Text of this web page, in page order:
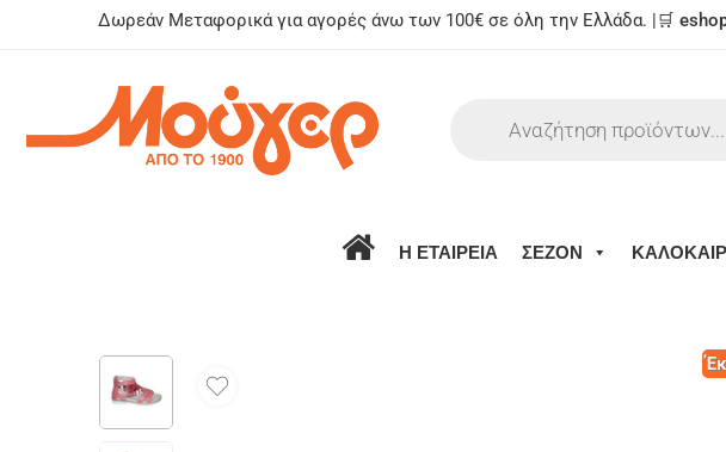
Δωρεάν Μεταφορικά για αγορές άνω των 100€ σε όλη την Ελλάδα. |🛒
Η ΕΤΑΙΡΕΙΑ ΣΕΖΟΝ